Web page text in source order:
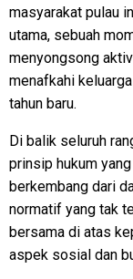
masyarakat pulau
utama, sebuah
menyongsong
menafkahi
tahun baru.
Di balik seluruh
prinsip hukum
berkembang dari
normatif yang tak
bersama di atas
aspek sosial dan